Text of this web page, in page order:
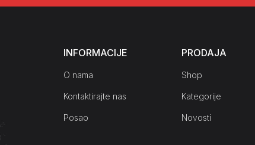
INFORMACIJE
O nama
Kontaktirajte nas
Posao
PRODAJA
Shop
Kategorije
Novosti